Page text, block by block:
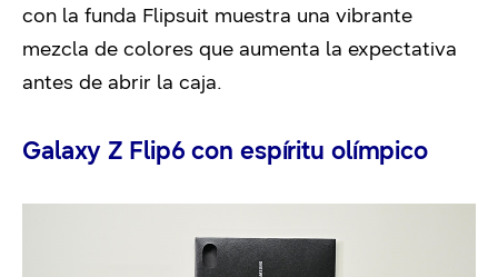
con la funda Flipsuit muestra una vibrante
mezcla de colores que aumenta la expectativa
antes de abrir la caja.
Galaxy Z Flip6 con espíritu olímpico